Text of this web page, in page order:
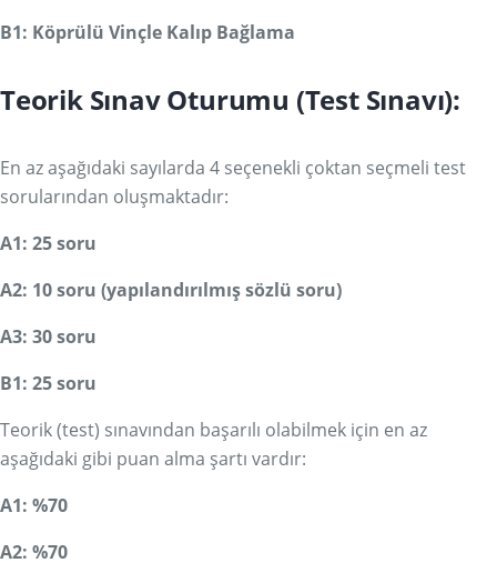
B1: Köprülü Vinçle Kalıp Bağlama
Teorik Sınav Oturumu (Test Sınavı):
En az aşağıdaki sayılarda 4 seçenekli çoktan seçmeli test
sorularından oluşmaktadır:
A1: 25 soru
A2: 10 soru (yapılandırılmış sözlü soru)
A3: 30 soru
B1: 25 soru
Teorik (test) sınavından başarılı olabilmek için en az
aşağıdaki gibi puan alma şartı vardır:
A1: %70
A2: %70